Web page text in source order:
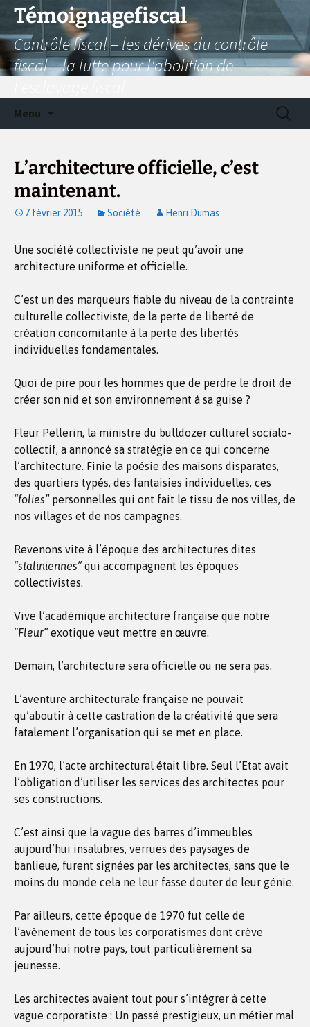
Aller
contenu
Témoignagefiscal
Contrôle fiscal – les dérives du contrôle
fiscal – la lutte pour l'abolition de
Menu
L’architecture officielle, c’est
maintenant.
7 février 2015 Société Henri Dumas
Une société collectiviste ne peut qu’avoir une
architecture uniforme et officielle.
C’est un des marqueurs fiable du niveau de la contrainte
culturelle collectiviste, de la perte de liberté de
création concomitante à la perte des libertés
individuelles fondamentales.
Quoi de pire pour les hommes que de perdre le droit de
créer son nid et son environnement à sa guise ?
Fleur Pellerin, la ministre du bulldozer culturel socialo-
collectif, a annoncé sa stratégie en ce qui concerne
l’architecture. Finie la poésie des maisons disparates,
des quartiers typés, des fantaisies individuelles, ces
“folies” personnelles qui ont fait le tissu de nos villes, de
nos villages et de nos campagnes.
Revenons vite à l’époque des architectures dites
“staliniennes”qui accompagnent les époques
collectivistes.
Vive l’académique architecture française que notre
“Fleur”exotique veut mettre en œuvre.
Demain, l’architecture sera officielle ou ne sera pas.
L’aventure architecturale française ne pouvait
qu’aboutir à cette castration de la créativité que sera
fatalement l’organisation qui se met en place.
En 1970, l’acte architectural était libre. Seul l’Etat avait
l’obligation d’utiliser les services des architectes pour
ses constructions.
C’est ainsi que la vague des barres d’immeubles
aujourd’hui insalubres, verrues des paysages de
banlieue, furent signées par les architectes, sans que le
moins du monde cela ne leur fasse douter de leur génie.
Par ailleurs, cette époque de 1970 fut celle de
l’avènement de tous les corporatismes dont crève
aujourd’hui notre pays, tout particulièrement sa
jeunesse.
Les architectes avaient tout pour s’intégrer à cette
vague corporatiste : Un passé prestigieux, un métier mal